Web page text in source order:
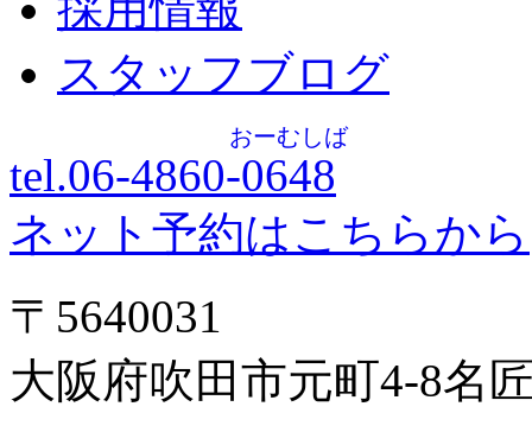
スタッフブログ
tel.06-4860-0648
おーむしば
ネット予約はこちらから
〒5640031
大阪府吹田市元町4-8名